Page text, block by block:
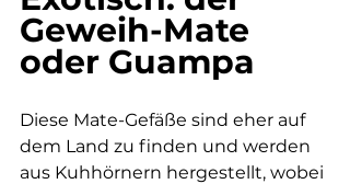
Geweih-Mate
oder Guampa
Diese Mate-Gefäße sind eher auf
dem Land zu finden und werden
aus Kuhhörnern hergestellt, wobei